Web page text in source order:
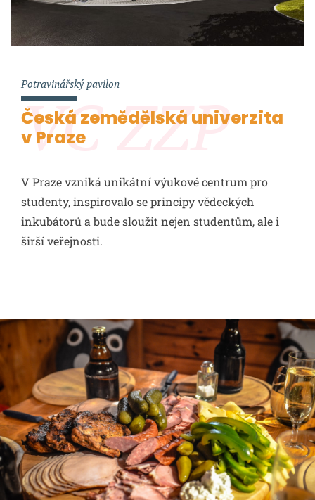
VC ZZP
Potravinářský pavilon
Česká zemědělská univerzita
v Praze
V Praze vzniká unikátní výukové centrum pro
studenty, inspirovalo se principy vědeckých
inkubátorů a bude sloužit nejen studentům, ale i
širší veřejnosti.